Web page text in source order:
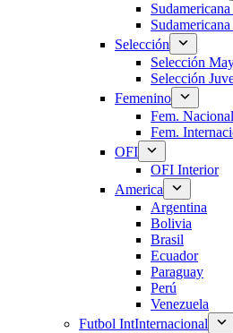
Selección
Selección
Selección
Femenino
Fem. Nacional
Fem.
OFI
OFI Interior
America
Argentina
Bolivia
Brasil
Ecuador
Paraguay
Perú
Venezuela
Futbol IntInternacional